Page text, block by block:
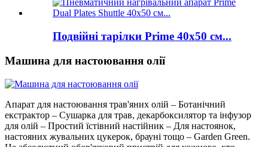
Подвійні тарілки Prime 40x50 см...
Машина для настоювання олії
Апарат для настоювання трав'яних олій – Ботанічний
екстрактор – Сушарка для трав, декарбоксилятор та інфузор
для олій – Простий їстівний настійник – Для настоянок,
настояних жувальних цукерок, брауні тощо – Garden Green.